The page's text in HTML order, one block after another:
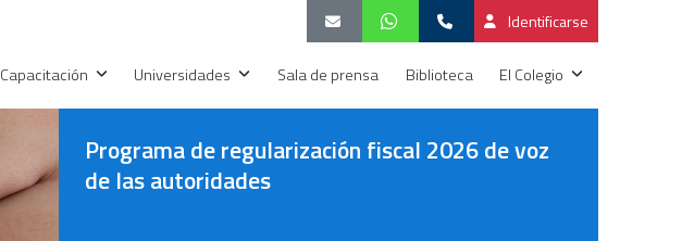
Identificarse
Capacitación Universidades Sala de prensa Biblioteca El Colegio
Programa de regularización fiscal 2026 de voz
de las autoridades